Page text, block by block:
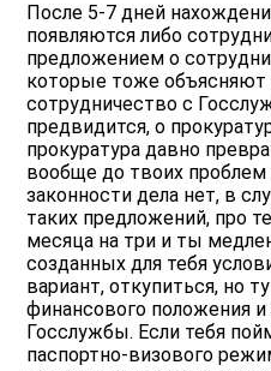
После 5-7 дней
появляются либо
предложением о
которые тоже объясняют
сотрудничество с
предвидится, о
прокуратура давно
вообще до твоих
законности дела нет, в
таких предложений, про
месяца на три и ты
созданных для тебя
вариант, откупиться, но
финансового положения
Госслужбы. Если тебя
паспортно-визового